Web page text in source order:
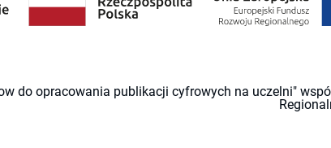
do opracowania publikacji cyfrowych na uczelni"